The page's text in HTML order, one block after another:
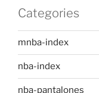
Categories
mnba-index
nba-index
nba-pantalones